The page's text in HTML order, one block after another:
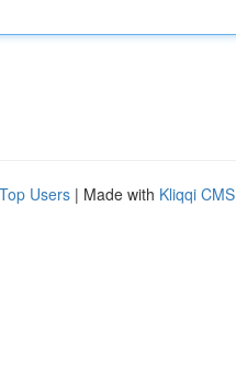
Top Users | Made with Kliqqi CMS